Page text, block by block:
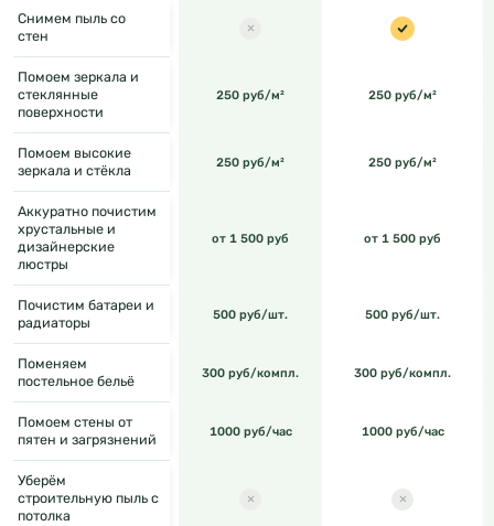
Снимем пыль со
стен
Помоем зеркала и
стеклянные
поверхности
250 руб/м² 250 руб/м²
Помоем высокие
зеркала и стёкла
250 руб/м² 250 руб/м²
Аккуратно почистим
хрустальные и
дизайнерские
люстры
от 1 500 руб от 1 500 руб
Почистим батареи и
радиаторы
500 руб/шт. 500 руб/шт.
Поменяем
постельное бельё
300 руб/компл. 300 руб/компл.
Помоем стены от
пятен и загрязнений
1000 руб/час 1000 руб/час
Уберём
строительную пыль с
потолка